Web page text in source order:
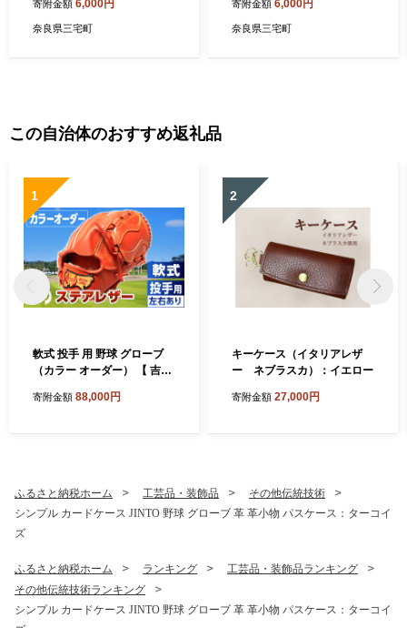
寄附金額 6,000円
奈良県三宅町
寄附金額 6,000円
奈良県三宅町
この自治体のおすすめ返礼品
1
軟式 投手 用 野球 グローブ
（カラー オーダー） 【 吉川
人 成人 右投げ グラブ プレゼ
寄附金額 88,000円
2
キーケース（イタリアレザ
ー ネブラスカ）：イエロー
寄附金額 27,000円
ふるさと納税ホーム 工芸品・装飾品
その他伝統技術
シンプル カードケース JINTO 野球 グローブ 革 革小物 パスケース：ターコイ
ズ
ふるさと納税ホーム ランキング
工芸品・装飾品ランキング
その他伝統技術ランキング
シンプル カードケース JINTO 野球 グローブ 革 革小物 パスケース：ターコイ